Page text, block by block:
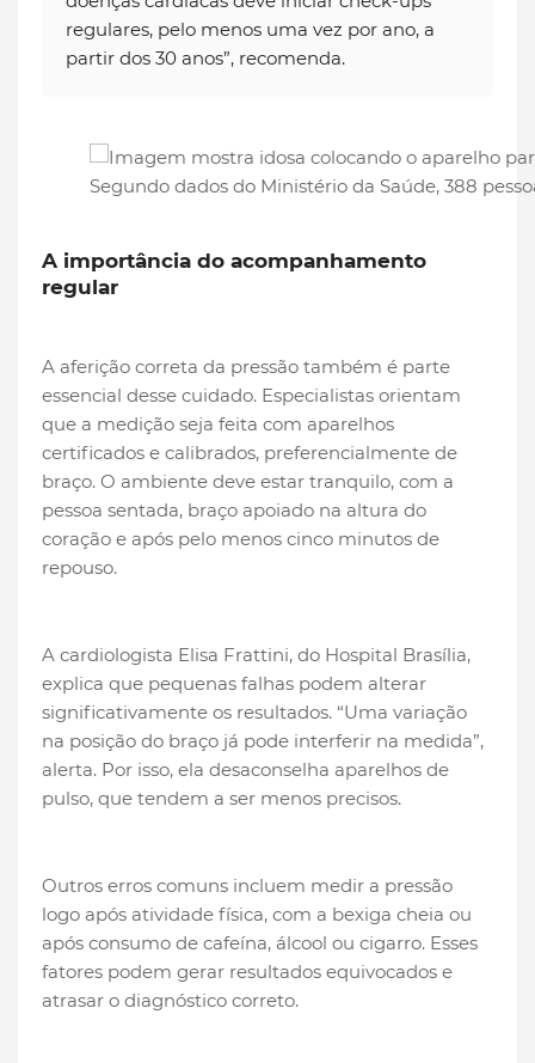
regulares, pelo menos uma vez por ano, a
partir dos 30 anos”, recomenda.
Segundo dados do Ministério da Saúde, 388
A importância do acompanhamento
regular
A aferição correta da pressão também é parte
essencial desse cuidado. Especialistas orientam
que a medição seja feita com aparelhos
certificados e calibrados, preferencialmente de
braço. O ambiente deve estar tranquilo, com a
pessoa sentada, braço apoiado na altura do
coração e após pelo menos cinco minutos de
repouso.
A cardiologista Elisa Frattini, do Hospital Brasília,
explica que pequenas falhas podem alterar
significativamente os resultados. “Uma variação
na posição do braço já pode interferir na medida”,
alerta. Por isso, ela desaconselha aparelhos de
pulso, que tendem a ser menos precisos.
Outros erros comuns incluem medir a pressão
logo após atividade física, com a bexiga cheia ou
após consumo de cafeína, álcool ou cigarro. Esses
fatores podem gerar resultados equivocados e
atrasar o diagnóstico correto.